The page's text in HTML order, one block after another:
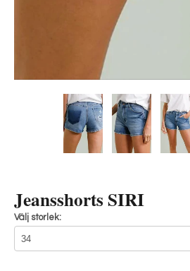
Jeansshorts SIRI
Välj storlek: